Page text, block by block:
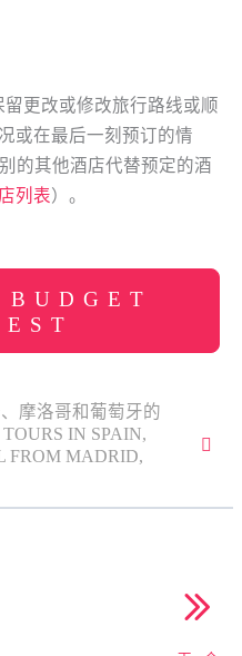
更​​改或修改旅行路线或顺
或在最后一刻预订的情
的其他酒店代替预定的酒
列表）。
BUDGET
摩洛哥和葡萄牙的
IN SPAIN,
FROM MADRID,